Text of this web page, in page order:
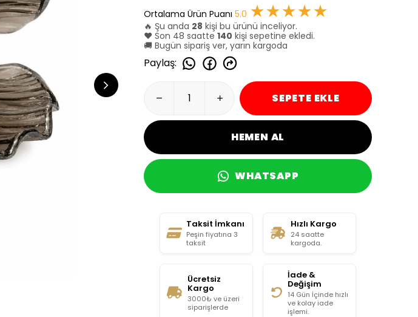
Ortalama Ürün Puanı 5.0 ★★★★★
🔥 Şu anda 28 kişi bu ürünü inceliyor.
❤️ Son 48 saatte 140 kişi sepetine ekledi.
🚚 Bugün sipariş ver, yarın kargoda
Paylaş:
SEPETE EKLE
HEMEN AL
WHATSAPP
Taksit İmkanı
Peşin fiyatına 3
taksit
Hızlı Kargo
24 saatte
kargoda.
Ücretsiz
Kargo
3000₺ ve üzeri
siparişlerde
İade &
Değişim
14 Gün İçinde hızlı
ve kolay iade
işlemi.